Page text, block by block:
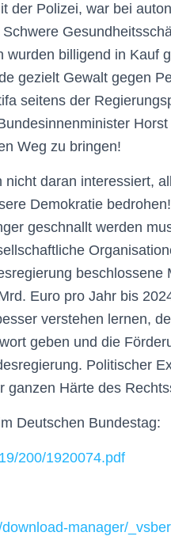
der Polizei, war bei
wurden billigend in Kauf
gezielt Gewalt gegen
seitens der
Weg zu bringen!
daran interessiert,
Demokratie
geschnallt werden
beschlossene
Euro pro Jahr bis
verstehen lernen,
geben und die
Politischer
ganzen Härte des
Deutschen Bundestag:
200/1920074.pdf
manager/